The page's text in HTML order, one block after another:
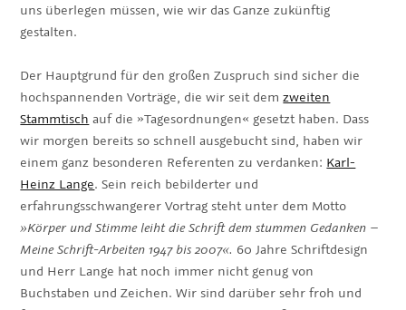
uns überlegen müssen, wie wir das Ganze zukünftig
gestalten.
Der Hauptgrund für den großen Zuspruch sind sicher die
hochspannenden Vorträge, die wir seit demzweiten
Stammtisch auf die »Tagesordnungen« gesetzt haben. Dass
wir morgen bereits so schnell ausgebucht sind, haben wir
einem ganz besonderen Referenten zu verdanken: Karl-
Heinz Lange. Sein reich bebilderter und
erfahrungsschwangerer Vortrag steht unter dem Motto
»Körper und Stimme leiht die Schrift dem stummen Gedanken –
Meine Schrift-Arbeiten 1947 bis 2007«. 60 Jahre Schriftdesign
und Herr Lange hat noch immer nicht genug von
Buchstaben und Zeichen. Wir sind darüber sehr froh und